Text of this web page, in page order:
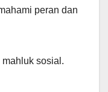
peran dan
sosial.